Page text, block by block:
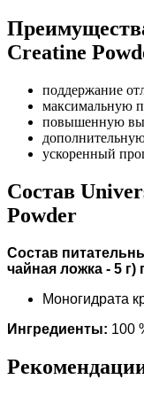
Creatine
поддержание
максимальную
повышенную
ускоренный
Состав
Powder
Состав
чайная ложка - 5 г)
Моногидрата
Ингредиенты: 100